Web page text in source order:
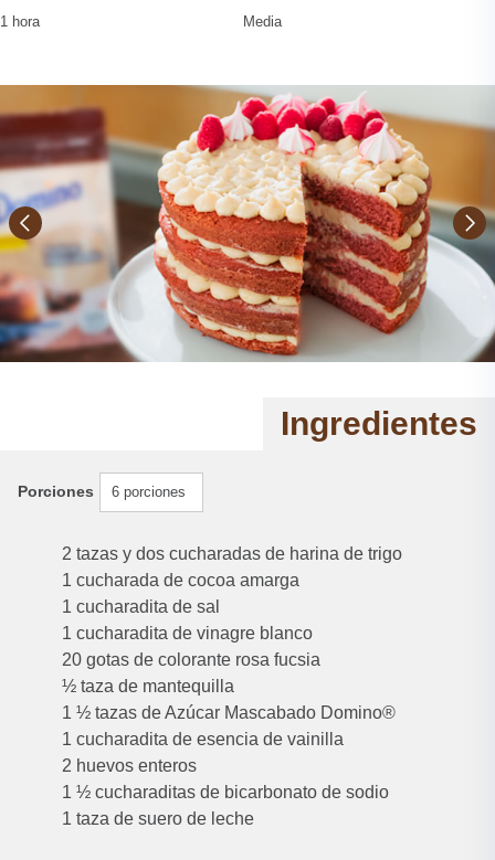
1 hora Media
Ingredientes
Porciones 6 porciones
2 tazas y dos cucharadas de harina de trigo
1 cucharada de cocoa amarga
1 cucharadita de sal
1 cucharadita de vinagre blanco
20 gotas de colorante rosa fucsia
½ taza de mantequilla
1 ½ tazas de Azúcar Mascabado Domino®
1 cucharadita de esencia de vainilla
2 huevos enteros
1 ½ cucharaditas de bicarbonato de sodio
1 taza de suero de leche